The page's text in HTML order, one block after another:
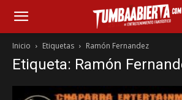
Inicio Etiquetas Ramón Fernandez
Etiqueta: Ramón